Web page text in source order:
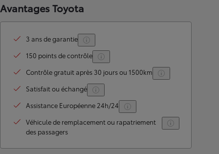
Avantages Toyota
3 ans de garantie
150 points de contrôle
Contrôle gratuit après 30 jours ou 1500km
Satisfait ou échangé
Assistance Européenne 24h/24
Véhicule de remplacement ou rapatriement
des passagers